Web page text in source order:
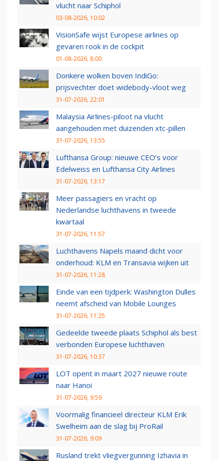
vlucht naar Schiphol
03-08-2026, 10:02
VisionSafe wijst Europese airlines op
gevaren rook in de cockpit
01-08-2026, 8:00
Donkere wolken boven IndiGo:
prijsvechter doet widebody-vloot weg
31-07-2026, 22:01
Malaysia Airlines-piloot na vlucht
aangehouden met duizenden xtc-pillen
31-07-2026, 13:55
Lufthansa Group: nieuwe CEO’s voor
Edelweiss en Lufthansa City Airlines
31-07-2026, 13:17
Meer passagiers en vracht op
Nederlandse luchthavens in tweede
kwartaal
31-07-2026, 11:57
Luchthavens Napels maand dicht voor
onderhoud: KLM en Transavia wijken uit
31-07-2026, 11:28
Einde van een tijdperk: Washington Dulles
neemt afscheid van Mobile Lounges
31-07-2026, 11:25
Gedeelde tweede plaats Schiphol als best
verbonden Europese luchthaven
31-07-2026, 10:37
LOT opent in maart 2027 nieuwe route
naar Hanoi
31-07-2026, 9:59
Voormalig financieel directeur KLM Erik
Swelheim aan de slag bij ProRail
31-07-2026, 9:09
Rusland trekt vliegvergunning Izhavia in